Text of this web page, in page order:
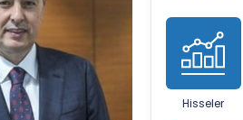
Hisseler